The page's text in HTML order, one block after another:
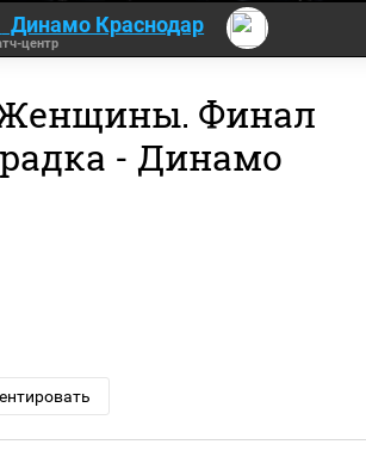
Динамо Краснодар
центр
Женщины. Финал
- Динамо